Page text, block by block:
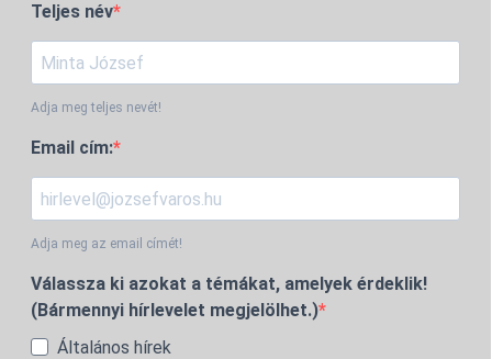
Teljes név
Adja meg teljes nevét!
Email cím:
Adja meg az email címét!
Válassza ki azokat a témákat, amelyek érdeklik!
(Bármennyi hírlevelet megjelölhet.)
Általános hírek